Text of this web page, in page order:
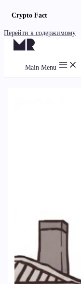
Crypto Fact
Перейти к содержимому
Main Menu